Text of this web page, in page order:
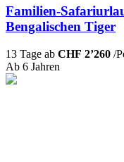
Familien-
Bengalischen Tiger
13 Tage ab CHF 2’260 /
Ab 6 Jahren